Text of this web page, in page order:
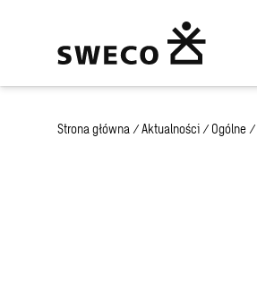
Strona główna / Aktualności / Ogólne /